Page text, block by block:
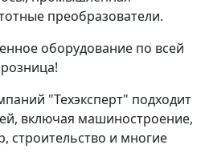
преобразователи.
оборудование по всей
"Техэксперт" подходит
включая машиностроение,
строительство и многие